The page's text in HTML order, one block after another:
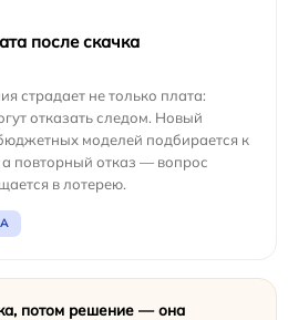
после скачка
страдает не только плата:
отказать следом. Новый
моделей подбирается к
а повторный отказ — вопрос
в лотерею.
потом решение — она